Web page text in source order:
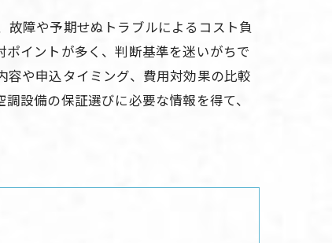
障や予期せぬトラブルによるコスト負
イントが多く、判断基準を迷いがちで
や申込タイミング、費用対効果の比較
設備の保証選びに必要な情報を得て、